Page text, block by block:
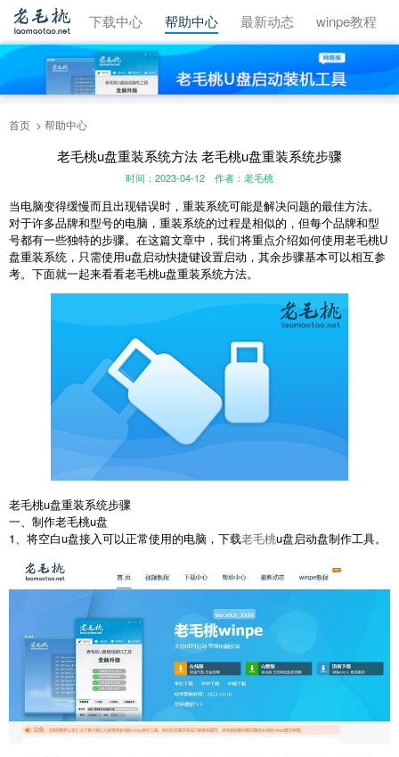
视频教程 下载中心 帮助中心 最新动态 winpe教程
首页 帮助中心
老毛桃u盘重装系统方法 老毛桃u盘重装系统步骤
时间：2023-04-12 作者：老毛桃
当电脑变得缓慢而且出现错误时，重装系统可能是解决问题的最佳方法。
对于许多品牌和型号的电脑，重装系统的过程是相似的，但每个品牌和型
号都有一些独特的步骤。在这篇文章中，我们将重点介绍如何使用老毛桃U
盘重装系统，只需使用u盘启动快捷键设置启动，其余步骤基本可以相互参
考。下面就一起来看看老毛桃u盘重装系统方法。
老毛桃u盘重装系统步骤
一、制作老毛桃u盘
1、将空白u盘接入可以正常使用的电脑，下载老毛桃u盘启动盘制作工具。